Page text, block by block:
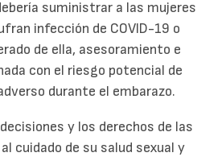
suministrar a las mujeres
infección de COVID-19 o
de ella, asesoramiento e
con el riesgo potencial de
durante el embarazo.
y los derechos de las
cuidado de su salud sexual y